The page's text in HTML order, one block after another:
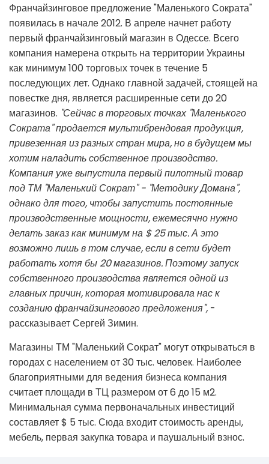
Франчайзинговое предложение "Маленького Сократа"
появилась в начале 2012. В апреле начнет работу
первый франчайзинговый магазин в Одессе. Всего
компания намерена открыть на территории Украины
как минимум 100 торговых точек в течение 5
последующих лет. Однако главной задачей, стоящей на
повестке дня, является расширенные сети до 20
магазинов. "Сейчас в торговых точках "Маленького
Сократа" продается мультибрендовая продукция,
привезенная из разных стран мира, но в будущем мы
хотим наладить собственное производство.
Компания уже выпустила первый пилотный товар
под ТМ "Маленький Сократ" - "Методику Домана",
однако для того, чтобы запустить постоянные
производственные мощности, ежемесячно нужно
делать заказ как минимум на $ 25 тыс. А это
возможно лишь в том случае, если в сети будет
работать хотя бы 20 магазинов. Поэтому запуск
собственного производства является одной из
главных причин, которая мотивировала нас к
созданию франчайзингового предложения", -
рассказывает Сергей Зимин.
Магазины ТМ "Маленький Сократ" могут открываться в
городах с населением от 30 тыс. человек. Наиболее
благоприятными для ведения бизнеса компания
считает площади в ТЦ размером от 6 до 15 м2.
Минимальная сумма первоначальных инвестиций
составляет $ 5 тыс. Сюда входит стоимость аренды,
мебель, первая закупка товара и паушальный взнос.